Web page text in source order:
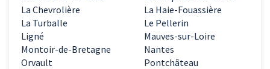
La Chevrolière
La Haie-Fouassière
La Turballe
Le Pellerin
Ligné
Mauves-sur-Loire
Montoir-de-Bretagne
Nantes
Orvault
Pontchâteau